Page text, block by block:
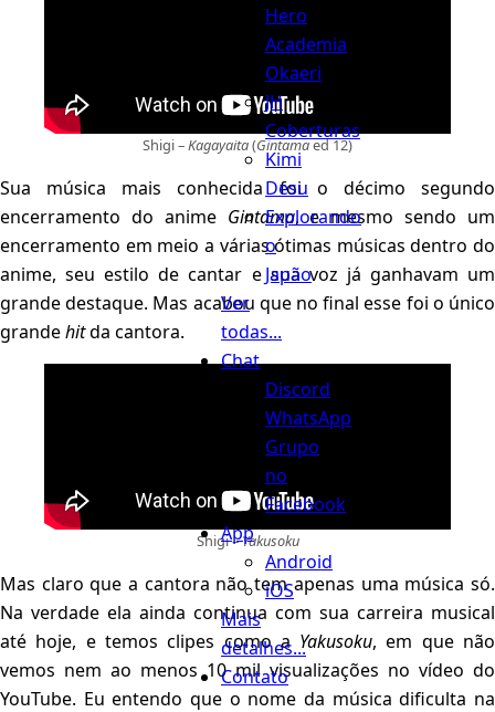
Hero
Academia
Okaeri
JH
Coberturas
Kimi
Desu
Explorando
o
Japão
Ver
todas...
Chat
Discord
WhatsApp
Grupo
no
Facebook
App
Android
iOS
Mais
detalhes...
Contato
Shigi –Kagayaita(Gintamaed 12)
Sua música mais conhecida foi o décimo segundo
encerramento do anime Gintama, e mesmo sendo um
encerramento em meio a várias ótimas músicas dentro do
anime, seu estilo de cantar e sua voz já ganhavam um
grande destaque. Mas acabou que no final esse foi o único
grandehitda cantora.
Shigi –Yakusoku
Mas claro que a cantora não tem apenas uma música só.
Na verdade ela ainda continua com sua carreira musical
até hoje, e temos clipes como a Yakusoku, em que não
vemos nem ao menos 10 mil visualizações no vídeo do
YouTube. Eu entendo que o nome da música dificulta na